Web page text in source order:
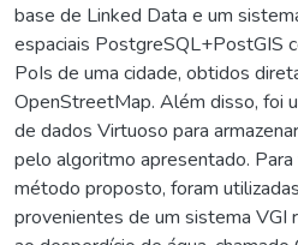
base de Linked Data e um
espaciais PostgreSQL+PostGIS
PoIs de uma cidade, obtidos
OpenStreetMap. Além disso, foi
de dados Virtuoso para
pelo algoritmo apresentado.
método proposto, foram
provenientes de um sistema VGI